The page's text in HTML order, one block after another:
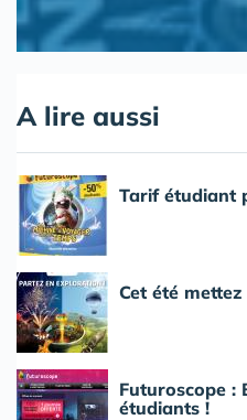
A lire aussi
Tarif étudiant
Cet été
Futuroscope :
étudiants !